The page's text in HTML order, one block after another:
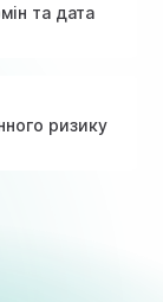
та дата
ризику